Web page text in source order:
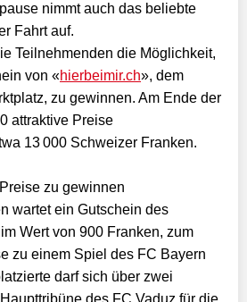
nimmt auch das beliebte
Fahrt auf.
Teilnehmenden die Möglichkeit,
von «hierbeimir.ch», dem
zu gewinnen. Am Ende der
attraktive Preise
13 000 Schweizer Franken.
zu gewinnen
wartet ein Gutschein des
Wert von 900 Franken, zum
zu einem Spiel des FC Bayern
darf sich über zwei